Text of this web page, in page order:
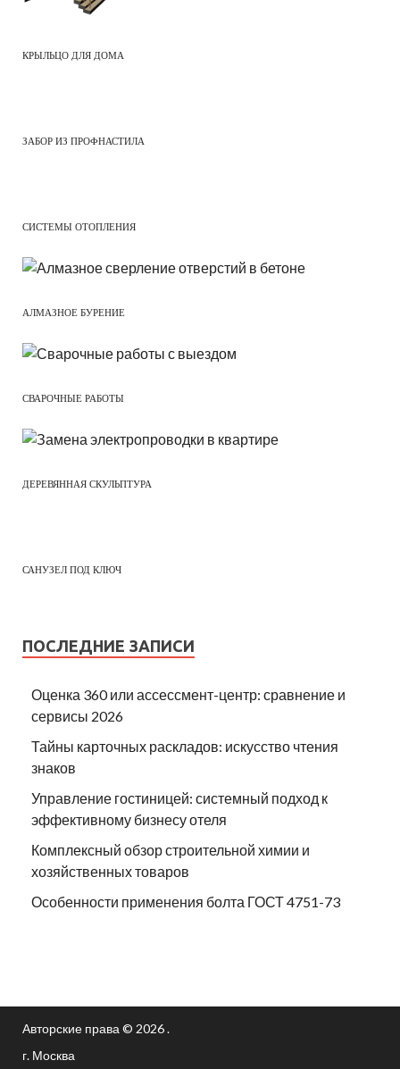
КРЫЛЬЦО ДЛЯ ДОМА
ЗАБОР ИЗ ПРОФНАСТИЛА
СИСТЕМЫ ОТОПЛЕНИЯ
АЛМАЗНОЕ БУРЕНИЕ
СВАРОЧНЫЕ РАБОТЫ
ДЕРЕВЯННАЯ СКУЛЬПТУРА
САНУЗЕЛ ПОД КЛЮЧ
ПОСЛЕДНИЕ ЗАПИСИ
Оценка 360 или ассессмент-центр: сравнение и
сервисы 2026
Тайны карточных раскладов: искусство чтения
знаков
Управление гостиницей: системный подход к
эффективному бизнесу отеля
Комплексный обзор строительной химии и
хозяйственных товаров
Особенности применения болта ГОСТ 4751-73
Авторские права © 2026 .
г. Москва